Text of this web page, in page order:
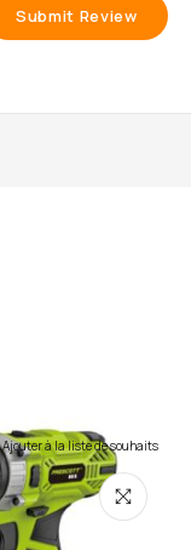
Ajouter à la liste de souhaits